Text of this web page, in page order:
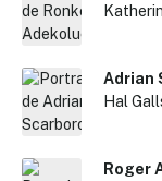
Adrian
Hal
Roger
✕